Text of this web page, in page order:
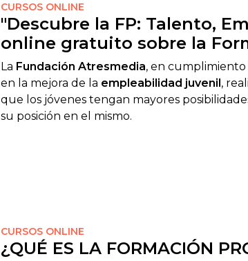
CURSOS ONLINE
"Descubre la FP: Talento,
online gratuito sobre la
La Fundación Atresmedia, en cumplimiento
en la mejora de la empleabilidad juvenil,
que los jóvenes tengan mayores
su posición en el mismo.
CURSOS ONLINE
¿QUÉ ES LA FORMACIÓN